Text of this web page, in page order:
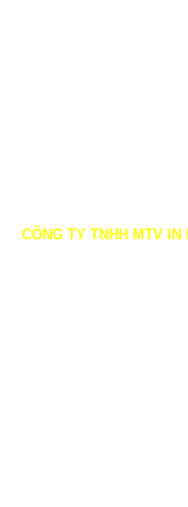
CÔNG TY TNHH MTV IN